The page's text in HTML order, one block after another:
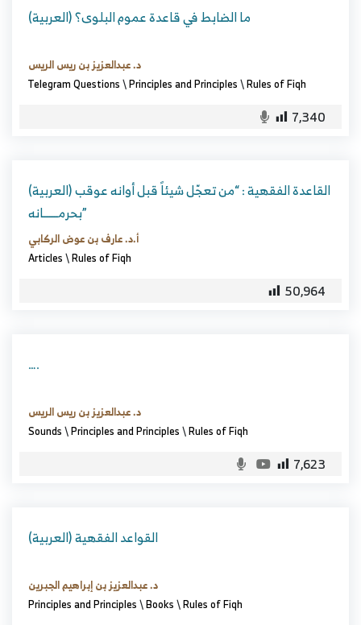
(العربية) ما الضابط في قاعدة عموم البلوى؟
د. عبدالعزيز بن ريس الريس
Telegram Questions\Principles and Principles\Rules of Fiqh
7,340
(العربية) القاعدة الفقهية : “من تعجّل شيئاً قبل أوانه عوقب
بحرمــــــانه”
أ.د. عارف بن عوض الركابي
Articles\Rules of Fiqh
50,964
….
د. عبدالعزيز بن ريس الريس
Sounds\Principles and Principles\Rules of Fiqh
7,623
(العربية) القواعد الفقهية
د. عبدالعزيز بن إبراهيم الجبرين
Principles and Principles\Books\Rules of Fiqh